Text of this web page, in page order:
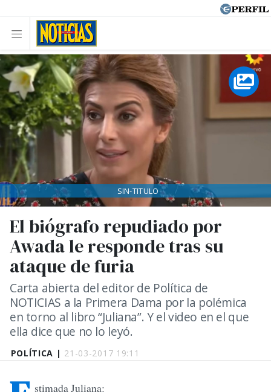
POLÍTICA | 21-03-2017 19:11
El biógrafo repudiado por
Awada le responde tras su
ataque de furia
Carta abierta del editor de Política de
NOTICIAS a la Primera Dama por la polémica
en torno al libro “Juliana”. Y el video en el que
ella dice que no lo leyó.
SIN-TITULO
stimada Juliana: